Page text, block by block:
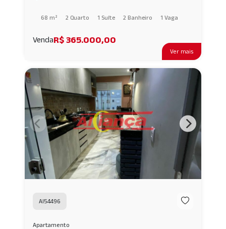
Ver mais
68 m² 2 Quarto 1 Suíte 2 Banheiro 1 Vaga
VendaR$ 365.000,00
AI54496
Apartamento